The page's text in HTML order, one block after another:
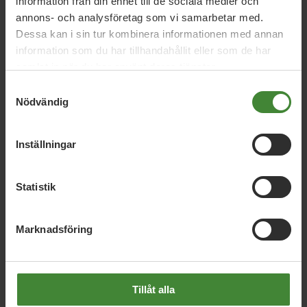
annons- och analysföretag som vi samarbetar med.
Dessa kan i sin tur kombinera informationen med annan
information som du har tillhandahållit eller som de har
Nödvändig
Inställningar
Statistik
Marknadsföring
Tillåt alla
De här myndigheterna får del av satsningen
Skatteverket får mer pengar för att kunna upptäcka,
folkbokföring bidrar till korrekta beslut om bidrag med
utsträckning kunna samverka med andra myndigheter vid
till exempel beslut om bidrag och utmätning av skulder.